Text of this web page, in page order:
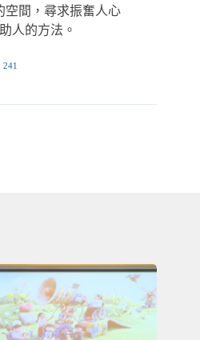
空間，尋求振奮人心
人的方法。
241